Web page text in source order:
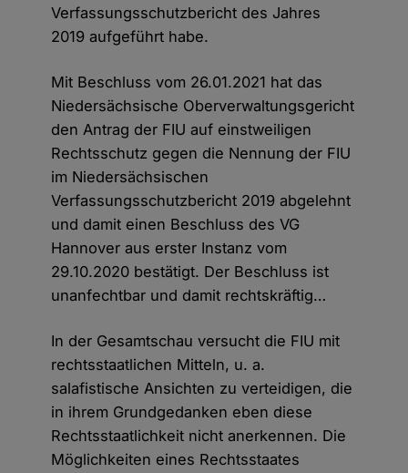
Verfassungsschutzbericht des Jahres
2019 aufgeführt habe.
Mit Beschluss vom 26.01.2021 hat das
Niedersächsische Oberverwaltungsgericht
den Antrag der FIU auf einstweiligen
Rechtsschutz gegen die Nennung der FIU
im Niedersächsischen
Verfassungsschutzbericht 2019 abgelehnt
und damit einen Beschluss des VG
Hannover aus erster Instanz vom
29.10.2020 bestätigt. Der Beschluss ist
unanfechtbar und damit rechtskräftig…
In der Gesamtschau versucht die FIU mit
rechtsstaatlichen Mitteln, u. a.
salafistische Ansichten zu verteidigen, die
in ihrem Grundgedanken eben diese
Rechtsstaatlichkeit nicht anerkennen. Die
Möglichkeiten eines Rechtsstaates